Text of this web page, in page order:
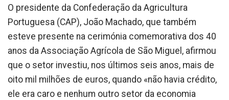
O presidente da Confederação da Agricultura
Portuguesa (CAP), João Machado, que também
esteve presente na cerimónia comemorativa dos 40
anos da Associação Agrícola de São Miguel, afirmou
que o setor investiu, nos últimos seis anos, mais de
oito mil milhões de euros, quando «não havia crédito,
ele era caro e nenhum outro setor da economia